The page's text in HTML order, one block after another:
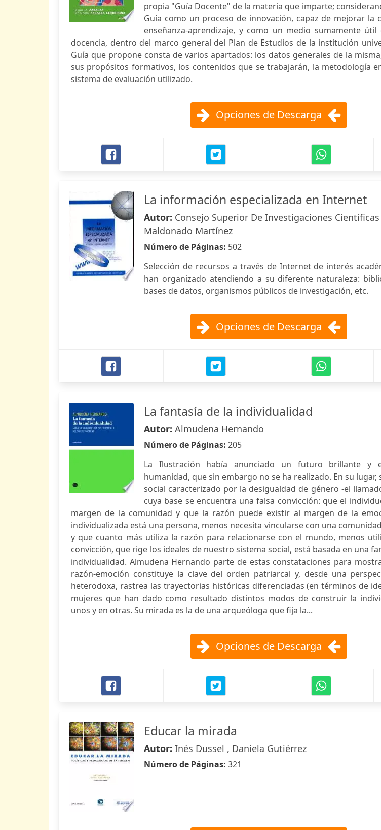
propia "Guía Docente" de la materia que imparte;
Guía como un proceso de innovación, capaz de mejorar la
enseñanza-aprendizaje, y como un medio sumamente
docencia, dentro del marco general del Plan de Estudios de la institución
Guía que propone consta de varios apartados: los datos generales de la
sus propósitos formativos, los contenidos que se trabajarán, la metodología
sistema de evaluación utilizado.
Opciones de Descarga
La información especializada en Internet
Autor: Consejo Superior De Investigaciones
Maldonado Martínez
Número de Páginas: 502
Selección de recursos a través de Internet de interés
han organizado atendiendo a su diferente naturaleza:
bases de datos, organismos públicos de investigación, etc.
Opciones de Descarga
La fantasía de la individualidad
Autor: Almudena Hernando
Número de Páginas: 205
La Ilustración había anunciado un futuro brillante y
humanidad, que sin embargo no se ha realizado. En su
social caracterizado por la desigualdad de género -el
cuya base se encuentra una falsa convicción: que el
margen de la comunidad y que la razón puede existir al margen de la
individualizada está una persona, menos necesita vincularse con una
y que cuanto más utiliza la razón para relacionarse con el mundo, menos
convicción, que rige los ideales de nuestro sistema social, está basada en una
individualidad. Almudena Hernando parte de estas constataciones para
razón-emoción constituye la clave del orden patriarcal y, desde una
heterodoxa, rastrea las trayectorias históricas diferenciadas (en términos de
mujeres que han dado como resultado distintos modos de construir la
unos y en otras. Su mirada es la de una arqueóloga que fija la...
Opciones de Descarga
Educar la mirada
Autor: Inés Dussel , Daniela Gutiérrez
Número de Páginas: 321